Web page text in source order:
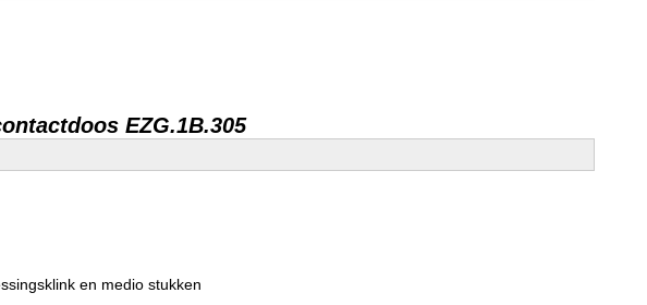
EZG.1B.305
en medio stukken